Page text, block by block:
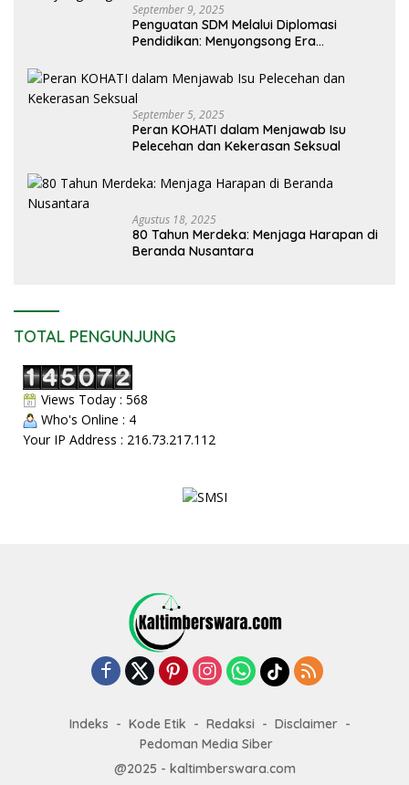
September 9, 2025
Penguatan SDM Melalui Diplomasi
Pendidikan: Menyongsong Era
September 5, 2025
Peran KOHATI dalam Menjawab Isu
Pelecehan dan Kekerasan Seksual
Agustus 18, 2025
80 Tahun Merdeka: Menjaga Harapan di
Beranda Nusantara
TOTAL PENGUNJUNG
Views Today : 568
Who's Online : 4
Your IP Address : 216.73.217.112
Indeks Kode Etik Redaksi
Disclaimer
Pedoman Media Siber
@2025 - kaltimberswara.com